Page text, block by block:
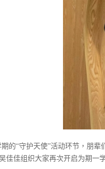
的“守护天使”活动环节，朋
佳佳组织大家再次开启为期一